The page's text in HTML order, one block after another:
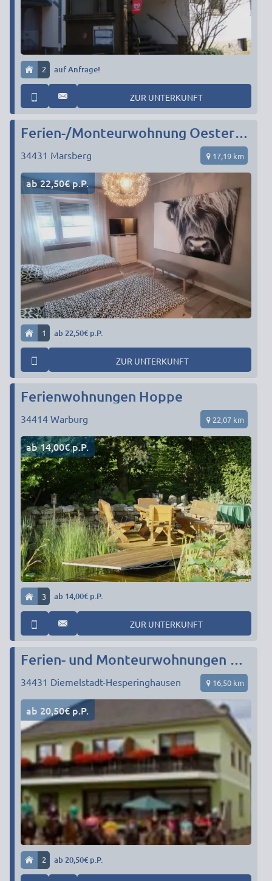
2 auf Anfrage!
ZUR UNTERKUNFT
Ferien-/Monteurwohnung Oesterhoff
34431 Marsberg 17,19 km
ab 22,50€ p.P.
1 ab 22,50€ p.P.
ZUR UNTERKUNFT
Ferienwohnungen Hoppe
34414 Warburg 22,07 km
ab 14,00€ p.P.
3 ab 14,00€ p.P.
ZUR UNTERKUNFT
Ferien- und Monteurwohnungen Römer
34431 Diemelstadt-Hesperinghausen 16,50 km
ab 20,50€ p.P.
2 ab 20,50€ p.P.